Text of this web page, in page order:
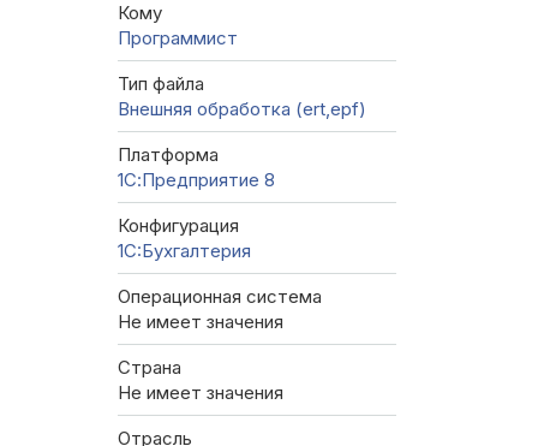
Кому
Программист
Тип файла
Внешняя обработка (ert,epf)
Платформа
1С:Предприятие 8
Конфигурация
1C:Бухгалтерия
Операционная система
Не имеет значения
Страна
Не имеет значения
Отрасль